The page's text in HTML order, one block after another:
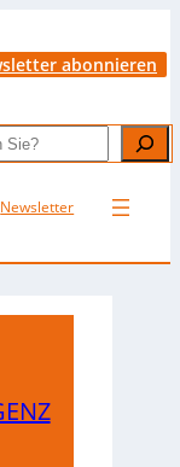
abonnieren
Newsletter